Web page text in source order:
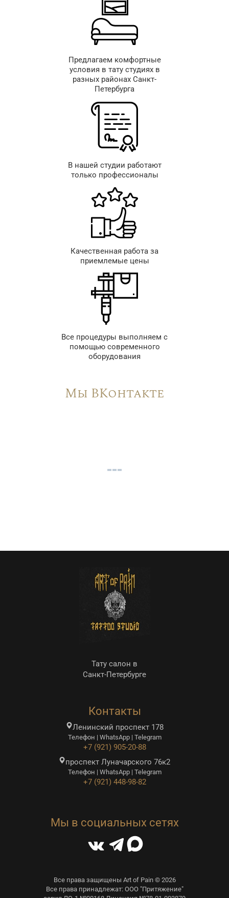
Предлагаем комфортные
условия в тату студиях в
разных районах Санкт-
Петербурга
В нашей студии работают
только профессионалы
Качественная работа за
приемлемые цены
Все процедуры выполняем с
помощью современного
оборудования
Мы ВКонтакте
Тату салон в
Санкт-Петербурге
Контакты
Ленинский проспект 178
Телефон | WhatsApp | Telegram
+7 (921) 905-20-88
проспект Луначарского 76к2
Телефон | WhatsApp | Telegram
+7 (921) 448-98-82
Мы в социальных сетях
Все права защищены Art of Pain © 2026
Все права принадлежат: ООО "Притяжение"